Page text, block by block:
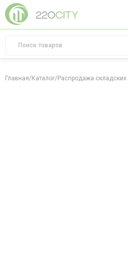
Главная/Каталог/Распродажа складских